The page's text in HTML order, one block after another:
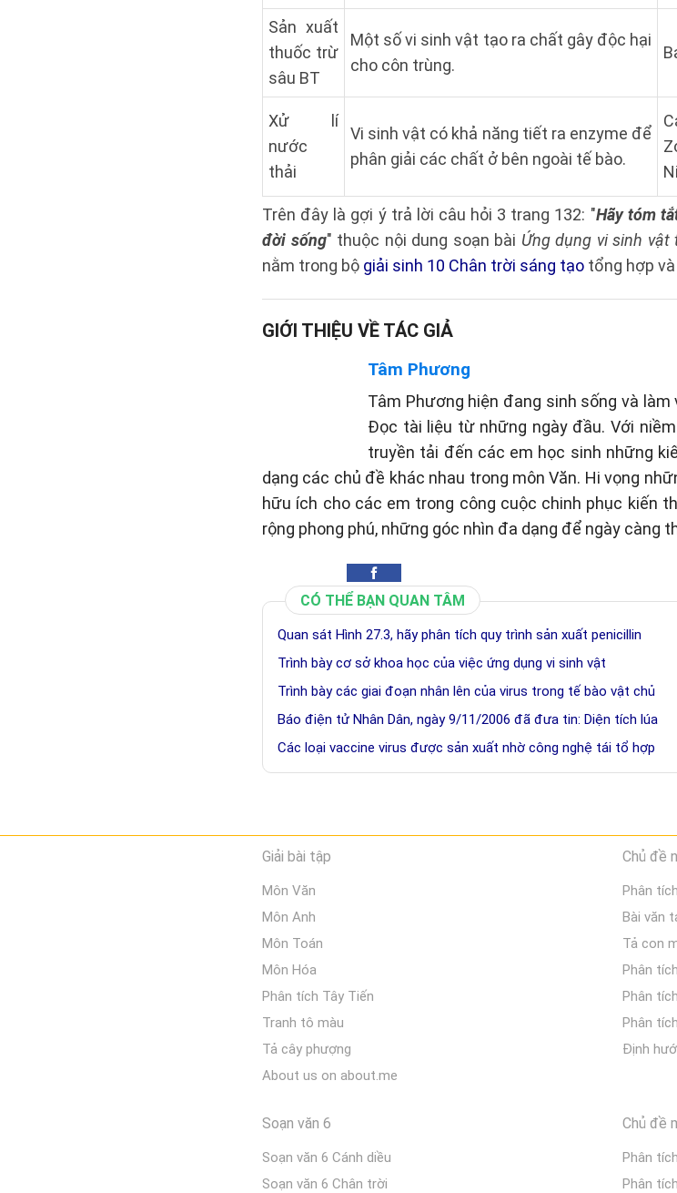
Sản xuất
thuốc trừ
sâu BT
Một số vi sinh vật tạo ra chất gây độc hại
cho côn trùng.
Xử lí
nước
thải
Vi sinh vật có khả năng tiết ra enzyme để
phân giải các chất ở bên ngoài tế bào.
Trên đây là gợi ý trả lời câu hỏi 3 trang 132: "Hãy tóm
đời sống" thuộc nội dung soạn bài Ứng dụng vi sinh
nằm trong bộ giải sinh 10 Chân trời sáng tạo tổng hợp
GIỚI THIỆU VỀ TÁC GIẢ
Tâm Phương
Tâm Phương hiện đang sinh sống và
Đọc tài liệu từ những ngày đầu. Với
truyền tải đến các em học sinh những
dạng các chủ đề khác nhau trong môn Văn. Hi vọng
hữu ích cho các em trong công cuộc chinh phục kiến
rộng phong phú, những góc nhìn đa dạng để ngày càng
CÓ THỂ BẠN QUAN TÂM
Quan sát Hình 27.3, hãy phân tích quy trình sản xuất penicillin
Trình bày cơ sở khoa học của việc ứng dụng vi sinh vật
Trình bày các giai đoạn nhân lên của virus trong tế bào vật chủ
Báo điện tử Nhân Dân, ngày 9/11/2006 đã đưa tin: Diện tích lúa
Các loại vaccine virus được sản xuất nhờ công nghệ tái tổ hợp
Giải bài tập
Môn Văn
Môn Anh
Môn Toán
Môn Hóa
Phân tích Tây Tiến
Tranh tô màu
Tả cây phượng
About us on about.me
Chủ đề
Phân
Bài văn
Tả con
Phân
Phân
Phân
Định
Soạn văn 6
Soạn văn 6 Cánh diều
Soạn văn 6 Chân trời
Chủ đề
Phân
Phân